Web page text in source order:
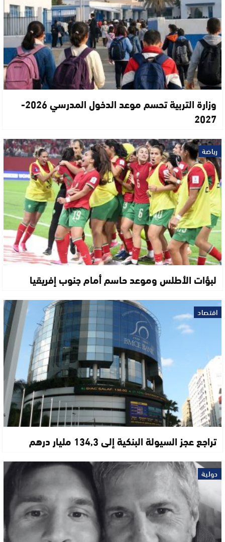
وزارة التربية تحسم موعد الدخول المدرسي 2026-
2027
رياضة
لبؤات الأطلس وموعد حاسم أمام جنوب إفريقيا
اقتصاد
تراجع عجز السيولة البنكية إلى 134,3 مليار درهم
دولية